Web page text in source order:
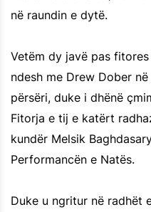
në raundin e dytë.
Vetëm dy javë pas
ndesh me Drew Dober
përsëri, duke i dhënë
Fitorja e tij e katërt
kundër Melsik
Performancën e Natës.
Duke u ngritur në radhët